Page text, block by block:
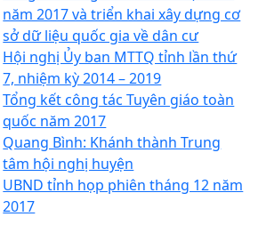
năm 2017 và triển khai xây dựng cơ
sở dữ liệu quốc gia về dân cư
Hội nghị Ủy ban MTTQ tỉnh lần thứ
7, nhiệm kỳ 2014 – 2019
Tổng kết công tác Tuyên giáo toàn
quốc năm 2017
Quang Bình: Khánh thành Trung
tâm hội nghị huyện
UBND tỉnh họp phiên tháng 12 năm
2017